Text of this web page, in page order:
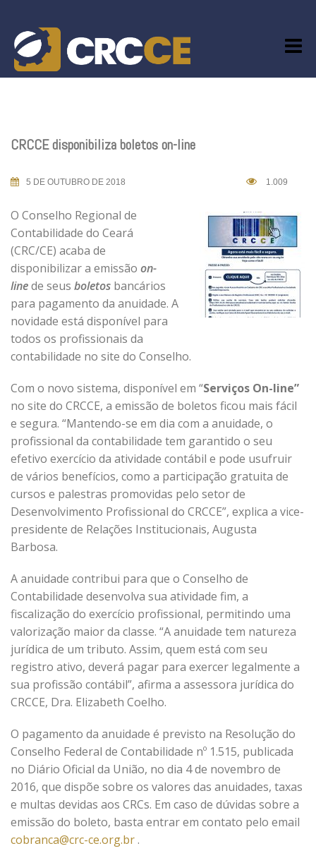
content
CRCCE disponibiliza boletos on-line
5 DE OUTUBRO DE 2018 1.009
O Conselho Regional de
Contabilidade do Ceará
(CRC/CE) acaba de
disponibilizar a emissão on-
linede seus boletos bancários
para pagamento da anuidade. A
novidade está disponível para
todos os profissionais da
contabilidade no site do Conselho.
Com o novo sistema, disponível em “Serviços On-line”
no site do CRCCE, a emissão de boletos ficou mais fácil
e segura. “Mantendo-se em dia com a anuidade, o
profissional da contabilidade tem garantido o seu
efetivo exercício da atividade contábil e pode usufruir
de vários benefícios, como a participação gratuita de
cursos e palestras promovidas pelo setor de
Desenvolvimento Profissional do CRCCE”, explica a vice-
presidente de Relações Institucionais, Augusta
Barbosa.
A anuidade contribui para que o Conselho de
Contabilidade desenvolva sua atividade fim, a
fiscalização do exercício profissional, permitindo uma
valorização maior da classe. “A anuidade tem natureza
jurídica de um tributo. Assim, quem está com seu
registro ativo, deverá pagar para exercer legalmente a
sua profissão contábil”, afirma a assessora jurídica do
CRCCE, Dra. Elizabeth Coelho.
O pagamento da anuidade é previsto na Resolução do
Conselho Federal de Contabilidade nº 1.515, publicada
no Diário Oficial da União, no dia 4 de novembro de
2016, que dispõe sobre os valores das anuidades, taxas
e multas devidas aos CRCs. Em caso de dúvidas sobre a
emissão do boleto, basta entrar em contato pelo email
cobranca@crc-ce.org.br.